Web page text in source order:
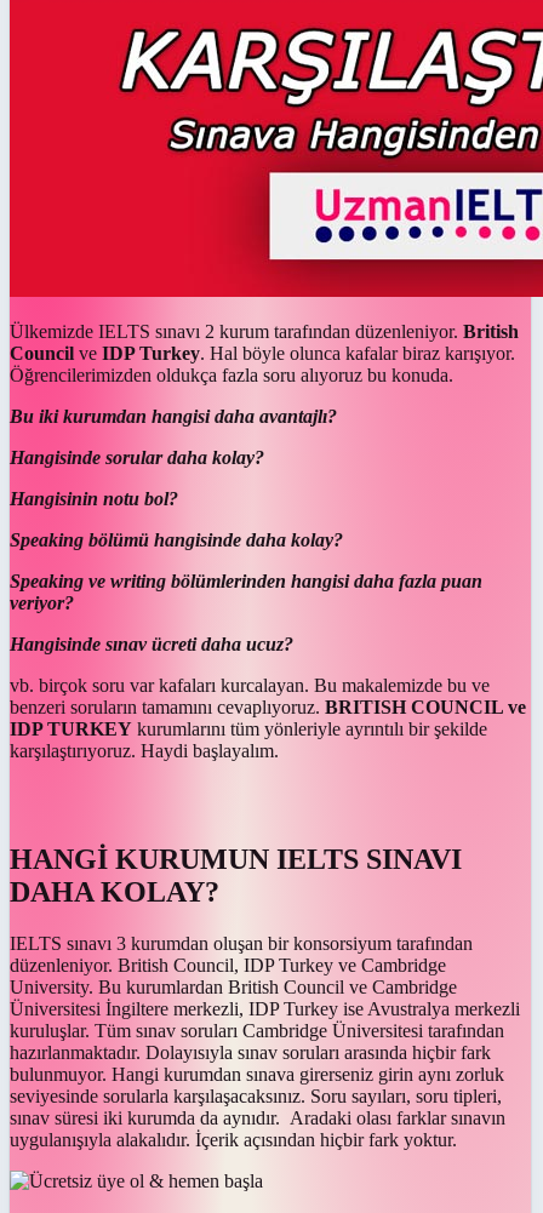
Ülkemizde IELTS sınavı 2 kurum tarafından düzenleniyor. British
Council ve IDP Turkey. Hal böyle olunca kafalar biraz karışıyor.
Öğrencilerimizden oldukça fazla soru alıyoruz bu konuda.
Bu iki kurumdan hangisi daha avantajlı?
Hangisinde sorular daha kolay?
Hangisinin notu bol?
Speaking bölümü hangisinde daha kolay?
Speaking ve writing bölümlerinden hangisi daha fazla puan
veriyor?
Hangisinde sınav ücreti daha ucuz?
vb. birçok soru var kafaları kurcalayan. Bu makalemizde bu ve
benzeri soruların tamamını cevaplıyoruz. BRITISH COUNCIL ve
IDP TURKEY kurumlarını tüm yönleriyle ayrıntılı bir şekilde
karşılaştırıyoruz. Haydi başlayalım.
HANGİ KURUMUN IELTS SINAVI
DAHA KOLAY?
IELTS sınavı 3 kurumdan oluşan bir konsorsiyum tarafından
düzenleniyor. British Council, IDP Turkey ve Cambridge
University. Bu kurumlardan British Council ve Cambridge
Üniversitesi İngiltere merkezli, IDP Turkey ise Avustralya merkezli
kuruluşlar. Tüm sınav soruları Cambridge Üniversitesi tarafından
hazırlanmaktadır. Dolayısıyla sınav soruları arasında hiçbir fark
bulunmuyor. Hangi kurumdan sınava girerseniz girin aynı zorluk
seviyesinde sorularla karşılaşacaksınız. Soru sayıları, soru tipleri,
sınav süresi iki kurumda da aynıdır. Aradaki olası farklar sınavın
uygulanışıyla alakalıdır. İçerik açısından hiçbir fark yoktur.